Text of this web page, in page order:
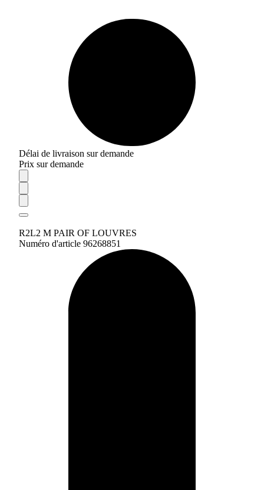
Délai de livraison sur demande
Prix sur demande
R2L2 M PAIR OF LOUVRES
Numéro d'article 96268851